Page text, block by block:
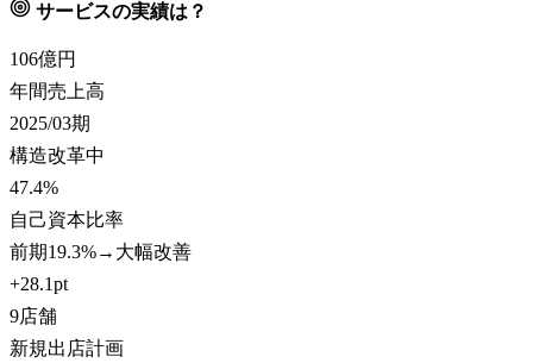
サービスの実績は？
106億円
年間売上高
2025/03期
構造改革中
47.4%
自己資本比率
前期19.3%→大幅改善
+28.1pt
9店舗
新規出店計画